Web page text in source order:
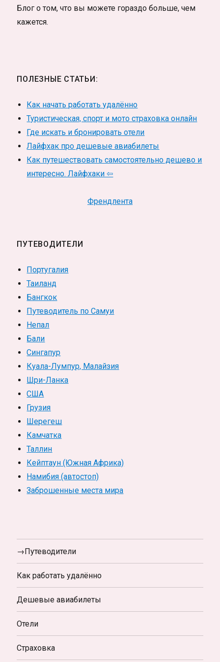
Блог о том, что вы можете гораздо больше, чем
кажется.
ПОЛЕЗНЫЕ СТАТЬИ:
Как начать работать удалённо
Туристическая, спорт и мото страховка онлайн
Где искать и бронировать отели
Лайфхак про дешевые авиабилеты
Как путешествовать самостоятельно дешево и
интересно. Лайфхаки ⇦
Френдлента
ПУТЕВОДИТЕЛИ
Португалия
Таиланд
Бангкок
Путеводитель по Самуи
Непал
Бали
Сингапур
Куала-Лумпур, Малайзия
Шри-Ланка
США
Грузия
Шерегеш
Камчатка
Таллин
Кейптаун (Южная Африка)
Намибия (автостоп)
Заброшенные места мира
→Путеводители
Как работать удалённо
Дешевые авиабилеты
Отели
Страховка